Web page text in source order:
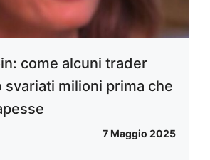
come alcuni trader
svariati milioni prima che
7 Maggio 2025